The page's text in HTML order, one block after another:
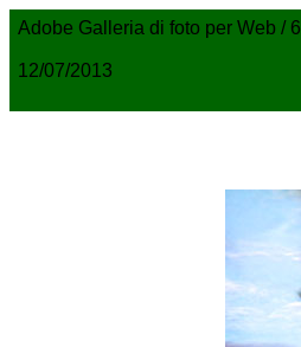
Adobe Galleria di foto per Web / 6
12/07/2013